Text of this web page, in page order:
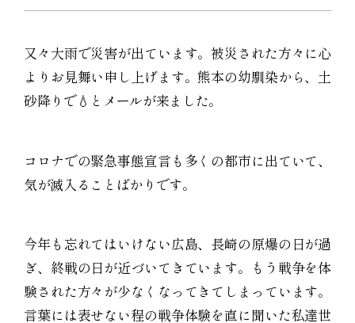
又々大雨で災害が出ています。被災された方々に心
よりお見舞い申し上げます。熊本の幼馴染から、土
砂降りで💧とメールが来ました。
コロナでの緊急事態宣言も多くの都市に出ていて、
気が滅入ることばかりです。
今年も忘れてはいけない広島、長崎の原爆の日が過
ぎ、終戦の日が近づいてきています。もう戦争を体
験された方々が少なくなってきてしまっています。
言葉には表せない程の戦争体験を直に聞いた私達世